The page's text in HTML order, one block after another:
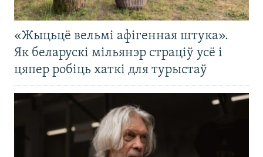
«Жыцьцё вельмі афігенная штука».
Як беларускі мільянэр страціў усё і
цяпер робіць хаткі для турыстаў